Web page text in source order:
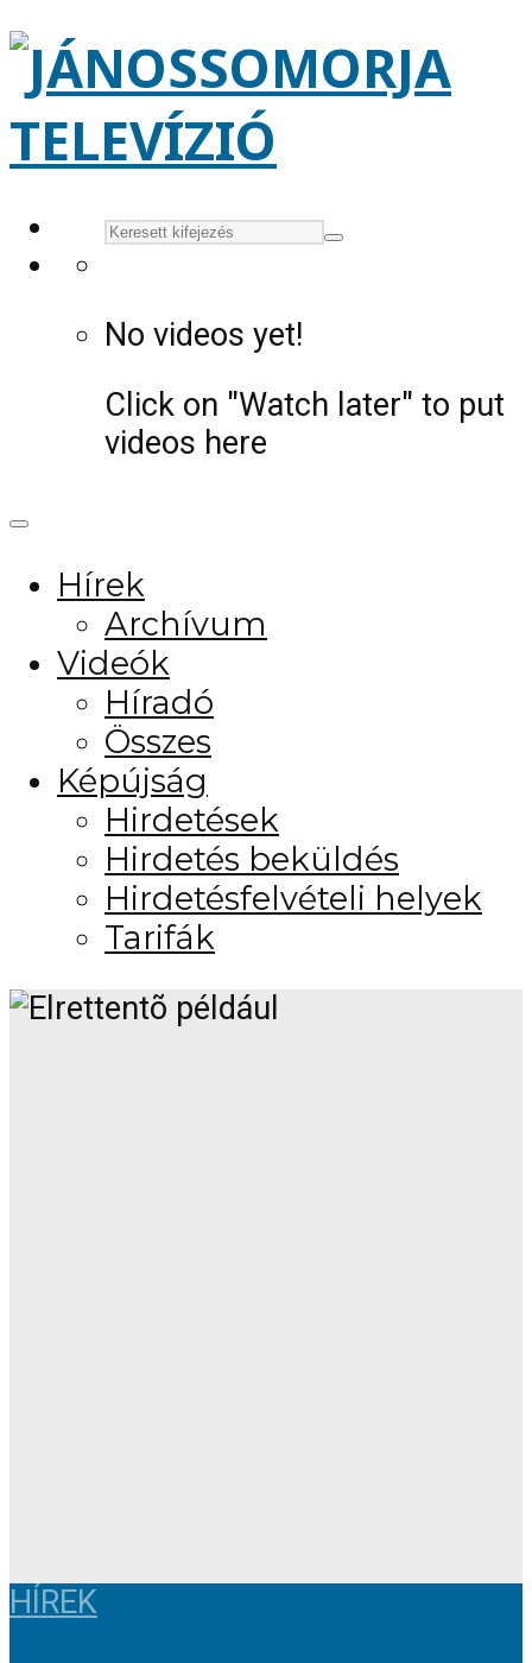
No videos yet!
Click on "Watch later" to put
videos here
Hírek
Archívum
Videók
Híradó
Összes
Képújság
Hirdetések
Hirdetés beküldés
Hirdetésfelvételi helyek
Tarifák
HÍREK